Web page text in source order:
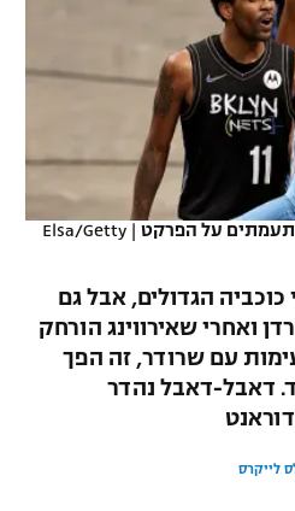
מתעמתים על הפרקט |
Elsa/Getty
הגדולים, אבל גם
ואחרי שאירווינג הורחק
עם שרודר, זה הפך
דאבל-דאבל נהדר
לייקרס